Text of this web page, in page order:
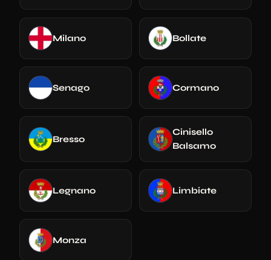
Milano Bollate
Senago Cormano
Bresso
Cinisello
Balsamo
Legnano Limbiate
Monza